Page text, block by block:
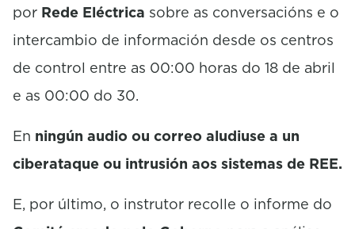
por Rede Eléctrica sobre as conversacións e o
intercambio de información desde os centros
de control entre as 00:00 horas do 18 de abril
e as 00:00 do 30.
En ningún audio ou correo aludiuse a un
ciberataque ou intrusión aos sistemas de REE.
E, por último, o instrutor recolle o informe do